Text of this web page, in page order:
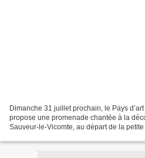
Dimanche 31 juillet prochain, le Pays
propose une promenade chantée à la
Sauveur-le-Vicomte, au départ de la